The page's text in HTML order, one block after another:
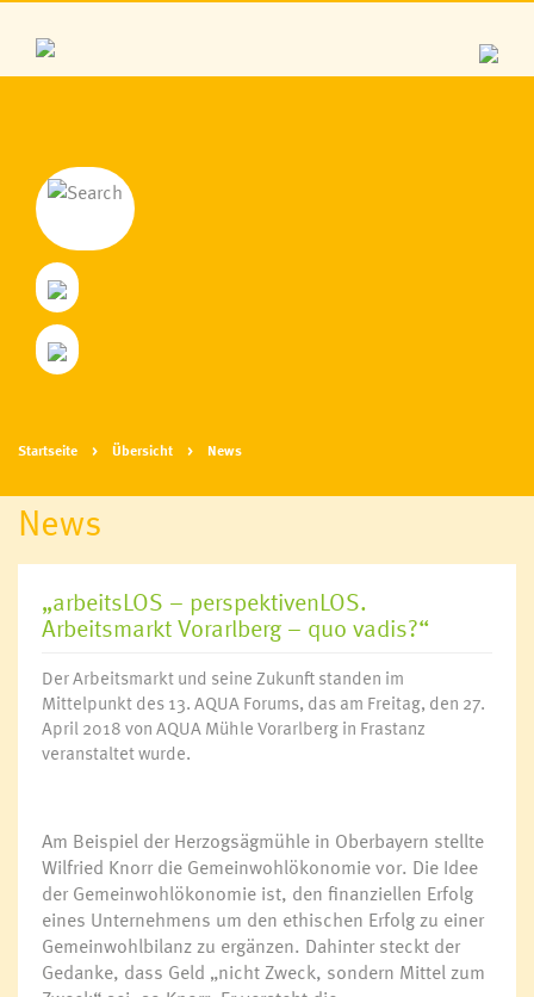
Startseite Übersicht News
News
„arbeitsLOS – perspektivenLOS.
Arbeitsmarkt Vorarlberg – quo vadis?“
Der Arbeitsmarkt und seine Zukunft standen im
Mittelpunkt des 13. AQUA Forums, das am Freitag, den 27.
April 2018 von AQUA Mühle Vorarlberg in Frastanz
veranstaltet wurde.
Am Beispiel der Herzogsägmühle in Oberbayern stellte
Wilfried Knorr die Gemeinwohlökonomie vor. Die Idee
der Gemeinwohlökonomie ist, den finanziellen Erfolg
eines Unternehmens um den ethischen Erfolg zu einer
Gemeinwohlbilanz zu ergänzen. Dahinter steckt der
Gedanke, dass Geld „nicht Zweck, sondern Mittel zum